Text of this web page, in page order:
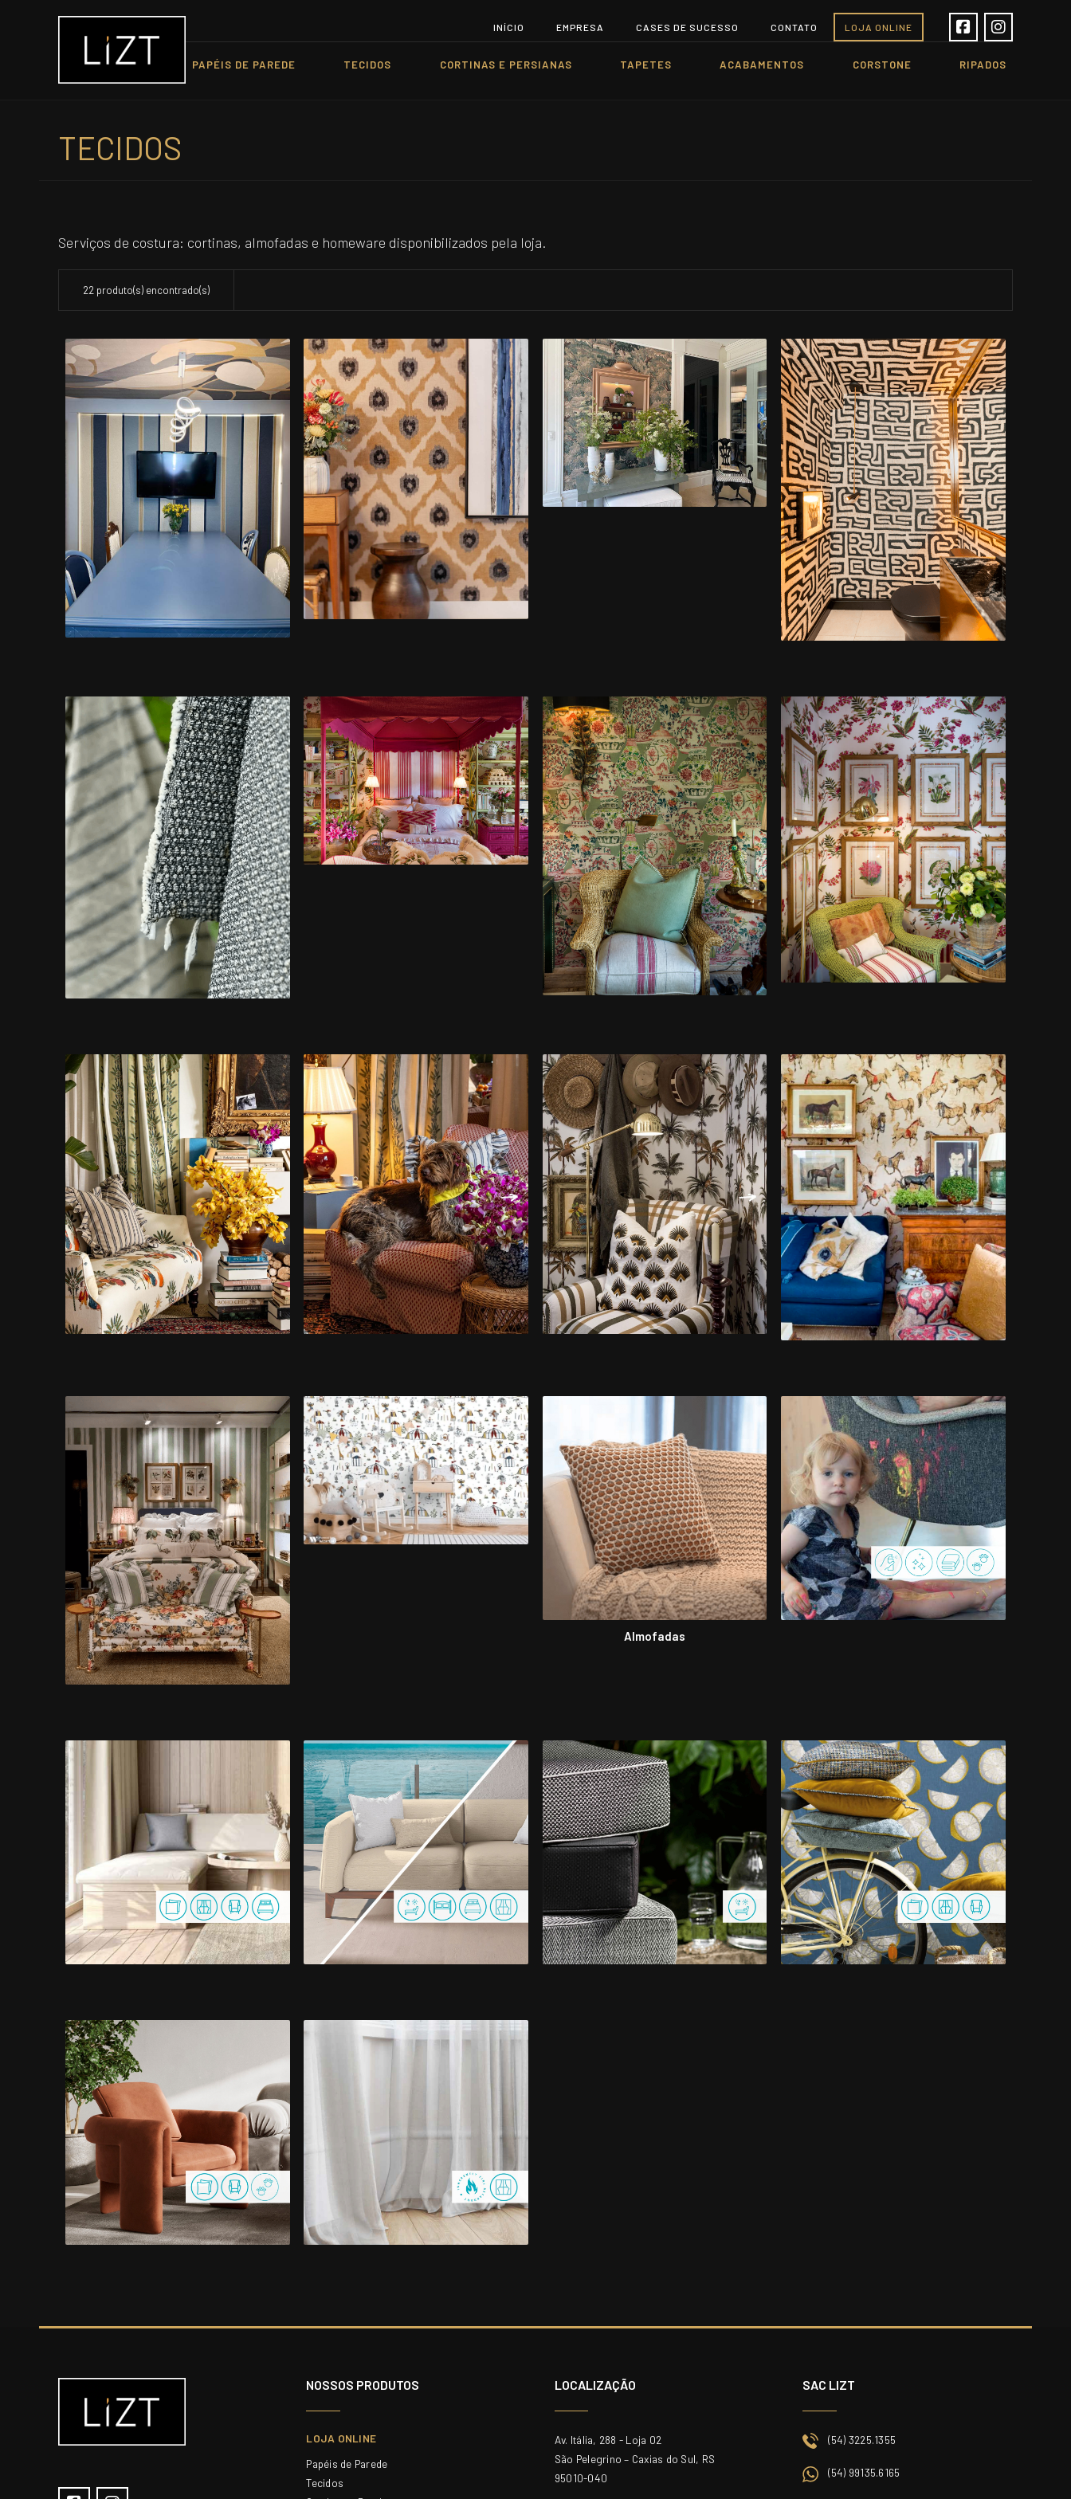
INÍCIO EMPRESA CASES DE SUCESSO CONTATO LOJA ONLINE
PAPÉIS DE PAREDE TECIDOS CORTINAS E PERSIANAS TAPETES ACABAMENTOS CORSTONE RIPADOS
TECIDOS
Serviços de costura: cortinas, almofadas e homeware disponibilizados pela loja.
22 produto(s) encontrado(s)
Almofadas
NOSSOS PRODUTOS
LOJA ONLINE
Papéis de Parede
Tecidos
LOCALIZAÇÃO
Av. Itália, 288 - Loja 02
São Pelegrino – Caxias do Sul, RS
95010-040
SAC LIZT
(54) 3225.1355
(54) 99135.6165